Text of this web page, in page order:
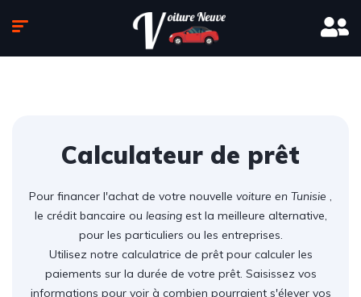
Calculateur de prêt
Pour financer l'achat de votre nouvelle voiture en Tunisie ,
le crédit bancaire ou leasingest la meilleure alternative,
pour les particuliers ou les entreprises.
Utilisez notre calculatrice de prêt pour calculer les
paiements sur la durée de votre prêt. Saisissez vos
informations pour voir à combien pourraient s'élever vos